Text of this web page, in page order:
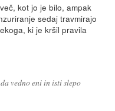
kot jo je bilo, ampak
sedaj travmirajo
ki je kršil pravila
vedno eni in isti slepo